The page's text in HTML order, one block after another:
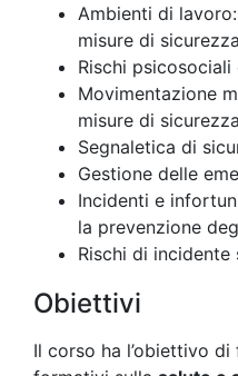
Ambienti di
misure di
Rischi psicosociali
Movimentazione
misure di sicurezza
Segnaletica di
Gestione delle
Incidenti e
la prevenzione
Rischi di incidente
Obiettivi
Il corso ha l’obiettivo di